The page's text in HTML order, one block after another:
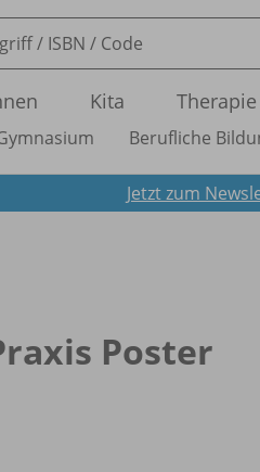
Kita Therapie
Berufliche
Jetzt zum
Poster